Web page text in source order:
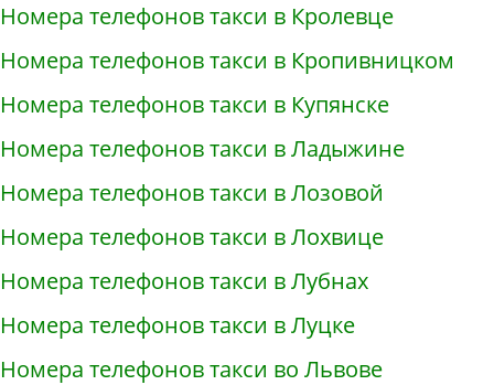
Номера телефонов такси в Кролевце
Номера телефонов такси в Кропивницком
Номера телефонов такси в Купянске
Номера телефонов такси в Ладыжине
Номера телефонов такси в Лозовой
Номера телефонов такси в Лохвице
Номера телефонов такси в Лубнах
Номера телефонов такси в Луцке
Номера телефонов такси во Львове